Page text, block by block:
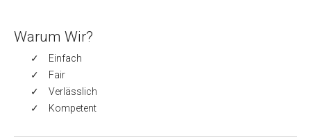
Warum Wir?
Einfach
Fair
Verlässlich
Kompetent